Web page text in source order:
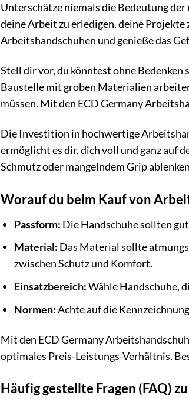
Unterschätze niemals die Bedeutung
deine Arbeit zu erledigen, deine
Arbeitshandschuhen und genieße das
Stell dir vor, du könntest ohne
Baustelle mit groben Materialien
müssen. Mit den ECD Germany
Die Investition in hochwertige
ermöglicht es dir, dich voll und ganz auf
Schmutz oder mangelndem Grip
Worauf du beim Kauf von
Passform: Die Handschuhe sollten
Material: Das Material sollte
zwischen Schutz und Komfort.
Einsatzbereich:Wähle Handschuhe,
Normen:Achte auf die
Mit den ECD Germany
optimales Preis-Leistungs-Verhältnis.
Häufig gestellte Fragen (FAQ)